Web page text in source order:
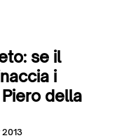
se il
i
della
2013